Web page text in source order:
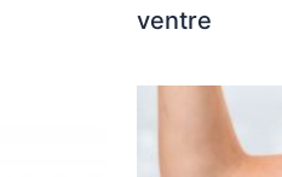
ventre